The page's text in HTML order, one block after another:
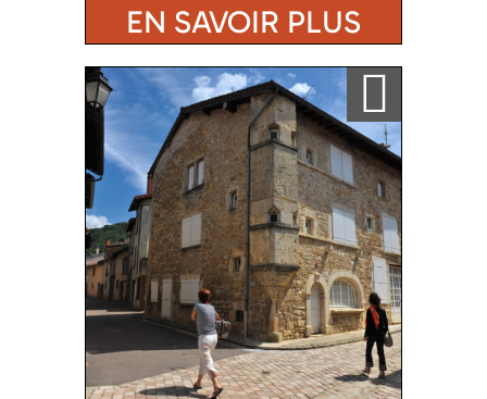
EN SAVOIR PLUS
Ajouter a ma sélection